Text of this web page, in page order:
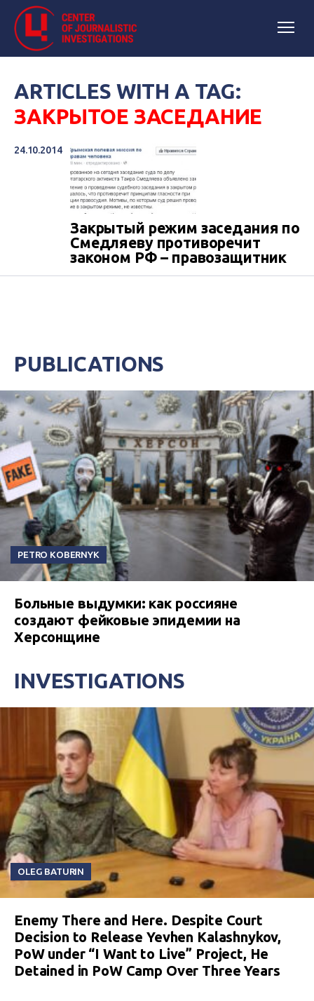
ARTICLES WITH A TAG:
ЗАКРЫТОЕ ЗАСЕДАНИЕ
24.10.2014
Закрытый режим заседания по
Смедляеву противоречит
законом РФ – правозащитник
PUBLICATIONS
PETRO KOBERNYK
Больные выдумки: как россияне
создают фейковые эпидемии на
Херсонщине
INVESTIGATIONS
OLEG BATURIN
Enemy There and Here. Despite Court
Decision to Release Yevhen Kalashnykov,
PoW under “I Want to Live” Project, He
Detained in PoW Camp Over Three Years